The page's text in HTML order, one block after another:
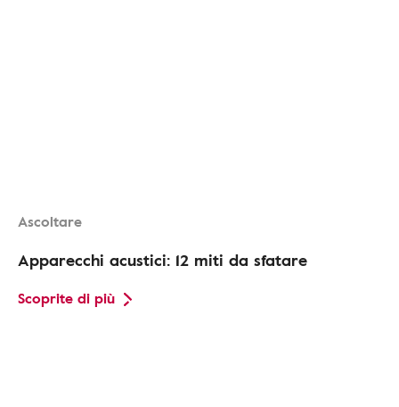
Ascoltare
Apparecchi acustici: 12 miti da sfatare
Scoprite di più